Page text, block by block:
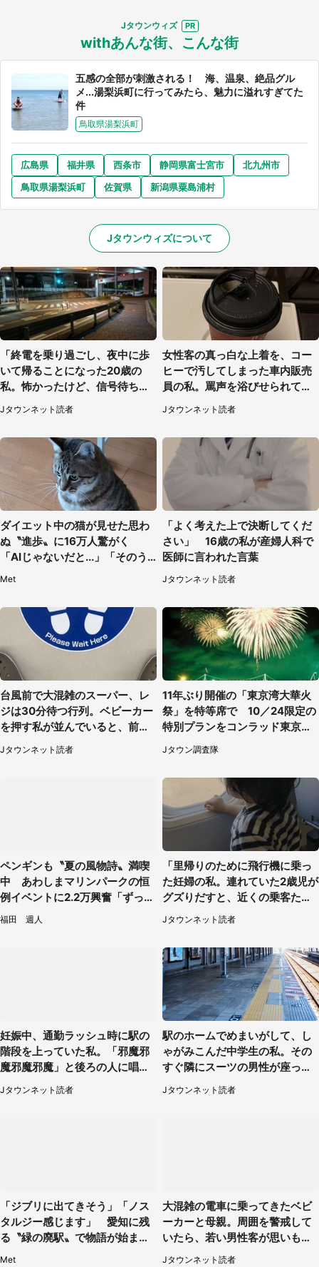
選択する
Jタウンウィズ
withあんな街、こんな街
五感の全部が刺激される！ 海、温泉、絶品グル
メ...湯梨浜町に行ってみたら、魅力に溢れすぎてた
件
鳥取県湯梨浜町
広島県 福井県 西条市 静岡県富士宮市
北九州市
鳥取県湯梨浜町
佐賀県 新潟県粟島浦村
Jタウンウィズについて
「終電を乗り過ごし、夜中に歩
いて帰ることになった20歳の
私。怖かったけど、信号待ちの
車に道を尋ねたら...」（埼玉
県・60代女性）
Jタウンネット読者
女性客の真っ白な上着を、コー
ヒーで汚してしまった車内販売
員の私。罵声を浴びせられても
当然の場面で言われたのは（神
奈川県・60代男性）
Jタウンネット読者
ダイエット中の猫が見せた思わ
ぬ〝進歩〟に16万人驚がく
「AIじゃないだと...」「そのう
Met
「よく考えた上で決断してくだ
さい」 16歳の私が産婦人科で
医師に言われた言葉
Jタウンネット読者
台風前で大混雑のスーパー、レ
ジは30分待つ行列。ベビーカー
を押す私が並んでいると、前の
Jタウンネット読者
11年ぶり開催の「東京湾大華火
祭」を特等席で 10／24限定の
特別プランをコンラッド東京が
販売【8／3～10／16】
Jタウン調査隊
ペンギンも〝夏の風物詩〟満喫
中 あわしまマリンパークの恒
例イベントに2.2万興奮「ずっと
見てたい」
福田 週人
「里帰りのために飛行機に乗っ
た妊婦の私。連れていた2歳児が
グズりだすと、近くの乗客たち
が」（愛知県・40代女性）
Jタウンネット読者
妊娠中、通勤ラッシュ時に駅の
階段を上っていた私。「邪魔邪
魔邪魔邪魔」と後ろの人に唱え
られて（神奈川県・30代女性）
Jタウンネット読者
駅のホームでめまいがして、し
ゃがみこんだ中学生の私。その
すぐ隣にスーツの男性が座って
きて（千葉県・20代女性）
Jタウンネット読者
「ジブリに出てきそう」「ノス
タルジー感じます」 愛知に残
る〝緑の廃駅〟で物語が始まり
Met
大混雑の電車に乗ってきたベビ
ーカーと母親。周囲を警戒して
いたら、若い男性客が思いもよ
らぬ行動に（東京都・50代女
Jタウンネット読者